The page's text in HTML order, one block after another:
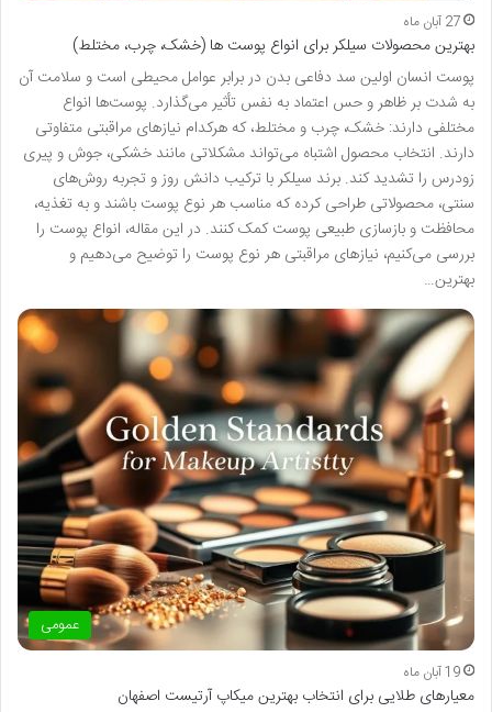
27 آبان ماه
بهترین محصولات سیلکر برای انواع پوست ها (خشک، چرب، مختلط)
پوست انسان اولین سد دفاعی بدن در برابر عوامل محیطی است و سلامت آن
به شدت بر ظاهر و حس اعتماد به نفس تأثیر می‌گذارد. پوست‌ها انواع
مختلفی دارند: خشک، چرب و مختلط، که هرکدام نیازهای مراقبتی متفاوتی
دارند. انتخاب محصول اشتباه می‌تواند مشکلاتی مانند خشکی، جوش و پیری
زودرس را تشدید کند. برند سیلکر با ترکیب دانش روز و تجربه روش‌های
سنتی، محصولاتی طراحی کرده که مناسب هر نوع پوست باشند و به تغذیه،
محافظت و بازسازی طبیعی پوست کمک کنند. در این مقاله، انواع پوست را
بررسی می‌کنیم، نیازهای مراقبتی هر نوع پوست را توضیح می‌دهیم و
بهترین…
عمومی
19 آبان ماه
معیارهای طلایی برای انتخاب بهترین میکاپ آرتیست اصفهان